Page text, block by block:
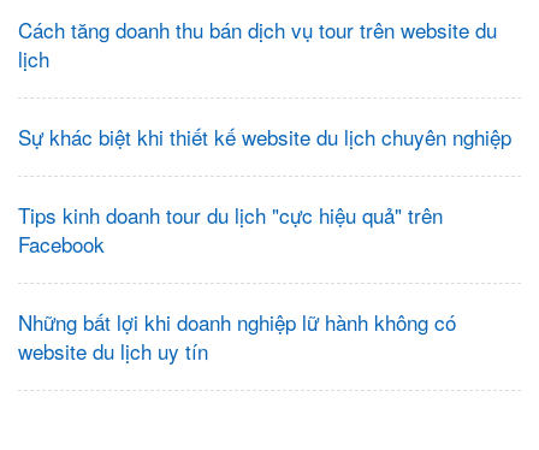
Cách tăng doanh thu bán dịch vụ tour trên website du
lịch
Sự khác biệt khi thiết kế website du lịch chuyên nghiệp
Tips kinh doanh tour du lịch "cực hiệu quả" trên
Facebook
Những bất lợi khi doanh nghiệp lữ hành không có
website du lịch uy tín